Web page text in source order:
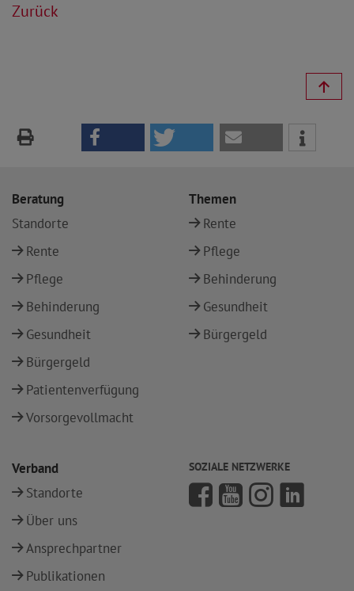
Zurück
Beratung
Standorte
Rente
Pflege
Behinderung
Gesundheit
Bürgergeld
Patientenverfügung
Vorsorgevollmacht
Themen
Rente
Pflege
Behinderung
Gesundheit
Bürgergeld
Verband
Standorte
Über uns
Ansprechpartner
Publikationen
SOZIALE NETZWERKE